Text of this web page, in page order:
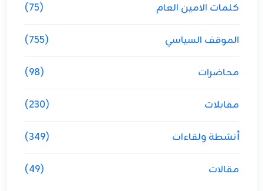
كلمات الامين العام (75)
الموقف السياسي (755)
محاضرات (98)
مقابلات (230)
أنشطة ولقاءات (349)
مقالات (49)